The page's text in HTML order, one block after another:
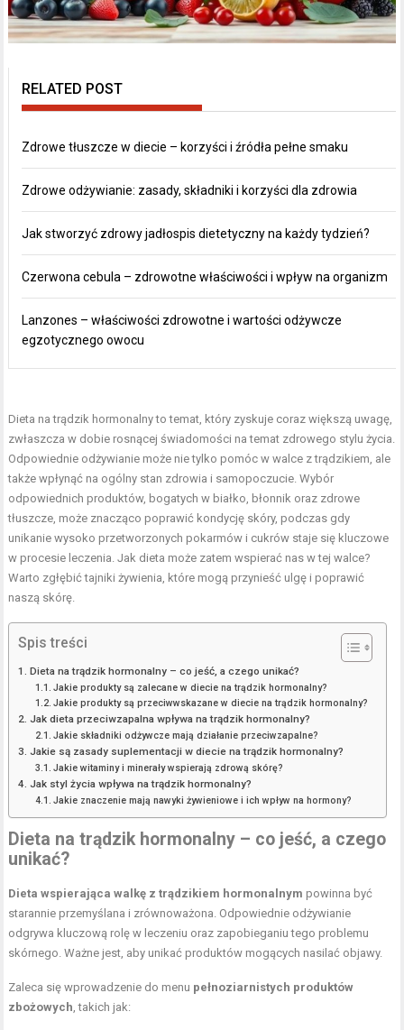
RELATED POST
Zdrowe tłuszcze w diecie – korzyści i źródła pełne smaku
Zdrowe odżywianie: zasady, składniki i korzyści dla zdrowia
Jak stworzyć zdrowy jadłospis dietetyczny na każdy tydzień?
Czerwona cebula – zdrowotne właściwości i wpływ na organizm
Lanzones – właściwości zdrowotne i wartości odżywcze
egzotycznego owocu
Dieta na trądzik hormonalny to temat, który zyskuje coraz większą uwagę,
zwłaszcza w dobie rosnącej świadomości na temat zdrowego stylu życia.
Odpowiednie odżywianie może nie tylko pomóc w walce z trądzikiem, ale
także wpłynąć na ogólny stan zdrowia i samopoczucie. Wybór
odpowiednich produktów, bogatych w białko, błonnik oraz zdrowe
tłuszcze, może znacząco poprawić kondycję skóry, podczas gdy
unikanie wysoko przetworzonych pokarmów i cukrów staje się kluczowe
w procesie leczenia. Jak dieta może zatem wspierać nas w tej walce?
Warto zgłębić tajniki żywienia, które mogą przynieść ulgę i poprawić
naszą skórę.
Spis treści
Dieta na trądzik hormonalny – co jeść, a czego unikać?
Jakie produkty są zalecane w diecie na trądzik hormonalny?
Jakie produkty są przeciwwskazane w diecie na trądzik hormonalny?
Jak dieta przeciwzapalna wpływa na trądzik hormonalny?
Jakie składniki odżywcze mają działanie przeciwzapalne?
Jakie są zasady suplementacji w diecie na trądzik hormonalny?
Jakie witaminy i minerały wspierają zdrową skórę?
Jak styl życia wpływa na trądzik hormonalny?
Jakie znaczenie mają nawyki żywieniowe i ich wpływ na hormony?
Dieta na trądzik hormonalny – co jeść, a czego
unikać?
Dieta wspierająca walkę z trądzikiem hormonalnym powinna być
starannie przemyślana i zrównoważona. Odpowiednie odżywianie
odgrywa kluczową rolę w leczeniu oraz zapobieganiu tego problemu
skórnego. Ważne jest, aby unikać produktów mogących nasilać objawy.
Zaleca się wprowadzenie do menu pełnoziarnistych produktów
zbożowych , takich jak: